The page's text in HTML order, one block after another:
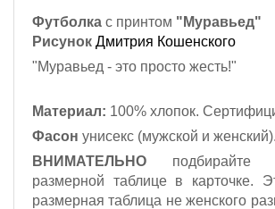
Футболка с принтом "Муравьед"
Рисунок Дмитрия Кошенского
"Муравьед - это просто жесть!"
Материал: 100% хлопок.
Фасон унисекс (мужской и женский).
ВНИМАТЕЛЬНО подбирайте
размерной таблице в карточке.
размерная таблица не женского